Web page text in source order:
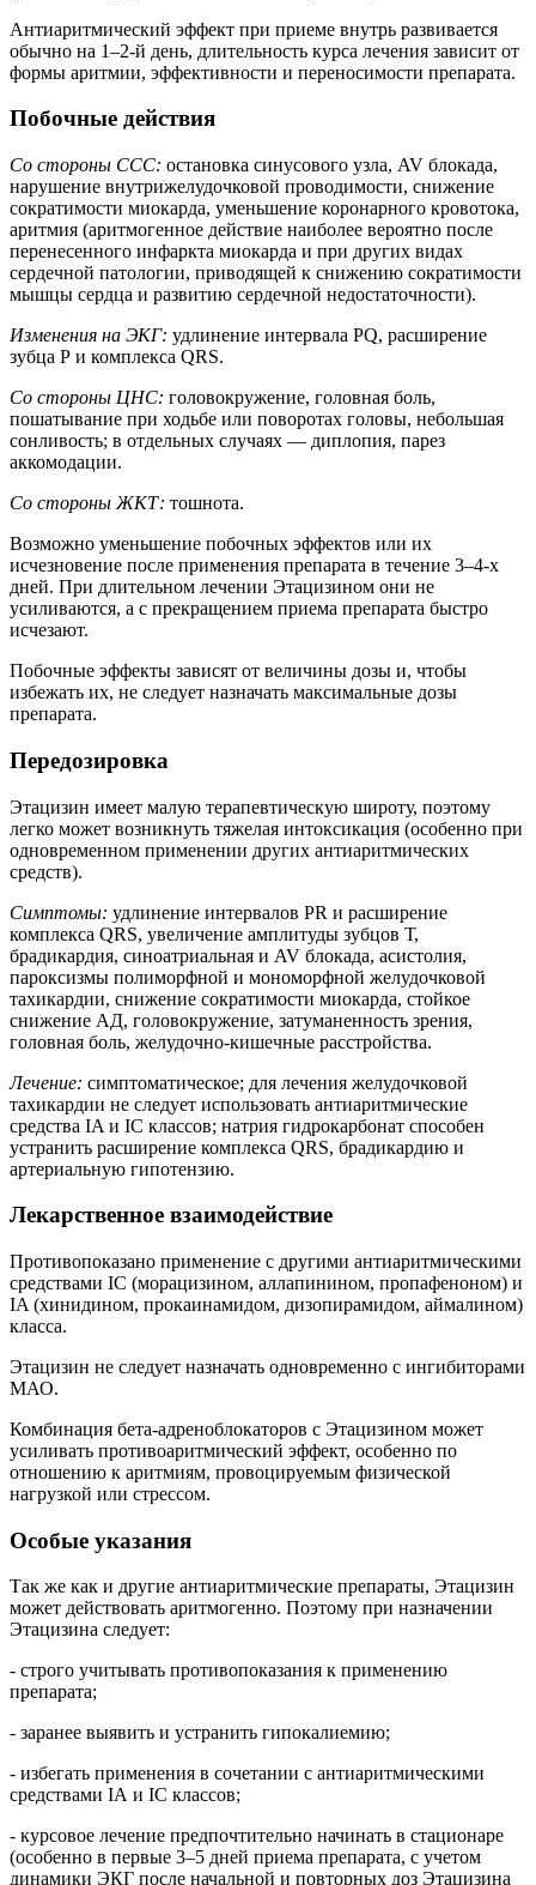
Антиаритмический эффект при приеме внутрь развивается
обычно на 1–2-й день, длительность курса лечения зависит от
формы аритмии, эффективности и переносимости препарата.
Побочные действия
Со стороны ССС: остановка синусового узла, AV блокада,
нарушение внутрижелудочковой проводимости, снижение
сократимости миокарда, уменьшение коронарного кровотока,
аритмия (аритмогенное действие наиболее вероятно после
перенесенного инфаркта миокарда и при других видах
сердечной патологии, приводящей к снижению сократимости
мышцы сердца и развитию сердечной недостаточности).
Изменения на ЭКГ: удлинение интервала PQ, расширение
зубца Р и комплекса QRS.
Со стороны ЦНС: головокружение, головная боль,
пошатывание при ходьбе или поворотах головы, небольшая
сонливость; в отдельных случаях — диплопия, парез
аккомодации.
Со стороны ЖКТ: тошнота.
Возможно уменьшение побочных эффектов или их
исчезновение после применения препарата в течение 3–4-х
дней. При длительном лечении Этацизином они не
усиливаются, а с прекращением приема препарата быстро
исчезают.
Побочные эффекты зависят от величины дозы и, чтобы
избежать их, не следует назначать максимальные дозы
препарата.
Передозировка
Этацизин имеет малую терапевтическую широту, поэтому
легко может возникнуть тяжелая интоксикация (особенно при
одновременном применении других антиаритмических
средств).
Симптомы: удлинение интервалов PR и расширение
комплекса QRS, увеличение амплитуды зубцов Т,
брадикардия, синоатриальная и AV блокада, асистолия,
пароксизмы полиморфной и мономорфной желудочковой
тахикардии, снижение сократимости миокарда, стойкое
снижение АД, головокружение, затуманенность зрения,
головная боль, желудочно-кишечные расстройства.
Лечение: симптоматическое; для лечения желудочковой
тахикардии не следует использовать антиаритмические
средства IA и IС классов; натрия гидрокарбонат способен
устранить расширение комплекса QRS, брадикардию и
артериальную гипотензию.
Лекарственное взаимодействие
Противопоказано применение с другими антиаритмическими
средствами IС (морацизином, аллапинином, пропафеноном) и
IA (хинидином, прокаинамидом, дизопирамидом, аймалином)
класса.
Этацизин не следует назначать одновременно с ингибиторами
МАО.
Комбинация бета-адреноблокаторов с Этацизином может
усиливать противоаритмический эффект, особенно по
отношению к аритмиям, провоцируемым физической
нагрузкой или стрессом.
Особые указания
Так же как и другие антиаритмические препараты, Этацизин
может действовать аритмогенно. Поэтому при назначении
Этацизина следует:
- строго учитывать противопоказания к применению
препарата;
- заранее выявить и устранить гипокалиемию;
- избегать применения в сочетании с антиаритмическими
средствами IА и IС классов;
- курсовое лечение предпочтительно начинать в стационаре
(особенно в первые 3–5 дней приема препарата, с учетом
динамики ЭКГ после начальной и повторных доз Этацизина